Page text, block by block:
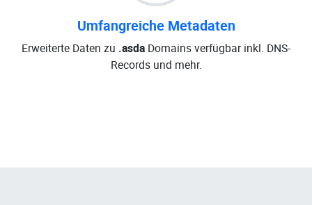
Umfangreiche Metadaten
Erweiterte Daten zu .asda Domains verfügbar inkl. DNS-
Records und mehr.